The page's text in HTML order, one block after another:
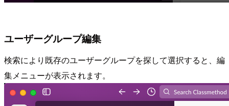
ユーザーグループ編集
検索により既存のユーザーグループを探して選択すると、編
集メニューが表示されます。